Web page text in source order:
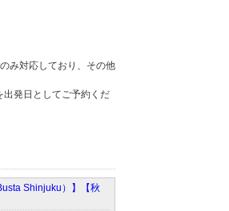
み対応しており、その他
発日としてご予約くだ
Shinjuku）】【秋